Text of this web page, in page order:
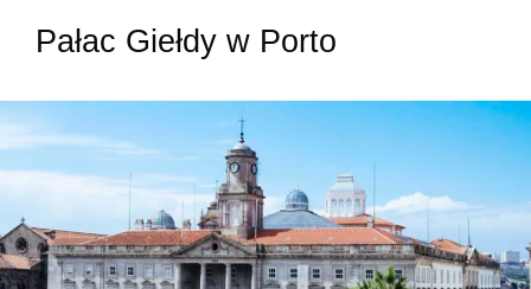
Pałac Giełdy w Porto